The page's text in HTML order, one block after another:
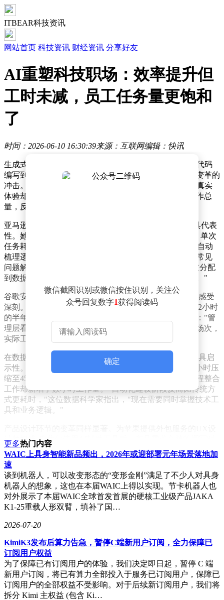
ITBEAR科技资讯
网站首页 科技资讯 财经资讯 分享好友
AI重塑科技职场：效率提升但
工时未减，员工任务量更饱和
了
时间：2026-06-10 16:30:39来源：互联网编辑：快讯
生成式AI正以惊人的速度重塑科技行业的工作模式，从代码
编写到产品设计，几乎所有核心业务环节都感受到这场变革的
冲击。当企业纷纷宣称AI将提升效率时，一线从业者的真实
体验却呈现出另一番图景——技术革新非但没有减少工作总
量，反而让职场人陷入更密集的任务循环。
亚马逊商业智能工程师普里扬卡·德维·拉梅什的经历颇具代表
性。她使用公司自主研发的Pippin工具处理技术文档时，单次
任务耗时从90分钟锐减至15-20分钟。配套的Kiro系统能自动
梳理逻辑框架，Amazon Quick则可快速生成数据报表的常见
问题解答。但这位工程师坦言："节省下来的时间立即被分配
到数据清洗、流程优化等新任务中，总工作量不降反升。"
谷歌安全工程师普雷里特·帕塔克对会议纪要处理的变革感受
深刻。借助Gemini系统，他能在5分钟内完成原本需要1-2小时
的半年度会议内容总结。这种效率飞跃却带来意外后果："管
理层看到处理速度提升后，立即增加了需要整理的会议场次，
实际工作时间并未减少。"
在数据科学领域，亚马逊员工萨尔塔克·古普塔的案例更具启
示性。AI工具将月度利益相关方报告的编制时间从8-10小时压
缩至45分钟审核时间，但前期系统导入、输出验证和流程整合
工作却新增了数小时工作量。"自动化建设阶段反而比传统方
式更耗时，"这位数据科学家指出，"现在需要同时掌握技术工
具和业务逻辑。"
计师坦维·皮萨尔使用AI辅助工具后，产品需求文档的撰写时
间从3-4小时缩短至30分钟。但更完整的文件输出反而引发连
锁反应："客户对交付物的质量要求随之提高，现在需要投入
更多时间进行用户场景的深度推演。"
代码开发领域的效率革命更为突出。物流初创公司Double
Nickel的软件工程师艾琳·阿兹拉·佐乌通过Claude Code系统，
将原本需要一周的编程任务压缩至一天完成。AI辅助的代码
审查更将多轮反馈周期从数天缩短至数小时。但这位工程师透
负荷运转状态。"
亚马逊产品主管乌迪特·梅赫罗特拉的观察印证了这种趋势。
虽然AI能在几分钟内生成产品文档初稿，但核心的战略决策
仍需人工完成。"系统可以处理标准化流程，"他解释道，"但
商业判断、风险评估和资源取舍等关键环节，反而需要投入更
微信截图识别或微信按住识别，关注公
众号回复数字1获得阅读码
确定
更多热门内容
WAIC上具身智能新品频出，2026年或迎部署元年场景落地加
速
谈到机器人，可以改变形态的“变形金刚”满足了不少人对具身
机器人的想象，这也在本届WAIC上得以实现。节卡机器人也
对外展示了本届WAIC全球首发首展的硬核工业级产品JAKA
K1-25重载人形双臂，填补了国…
2026-07-20
KimiK3发布后算力告急，暂停C端新用户订阅，全力保障已
订阅用户权益
为了保障已有订阅用户的体验，我们决定即日起，暂停 C 端
新用户订阅，将已有算力全部投入于服务已订阅用户，保障已
订阅用户的全部权益不受影响。对于后续新订阅用户，我们将
拆分 Kimi 主权益 (包含 Ki…